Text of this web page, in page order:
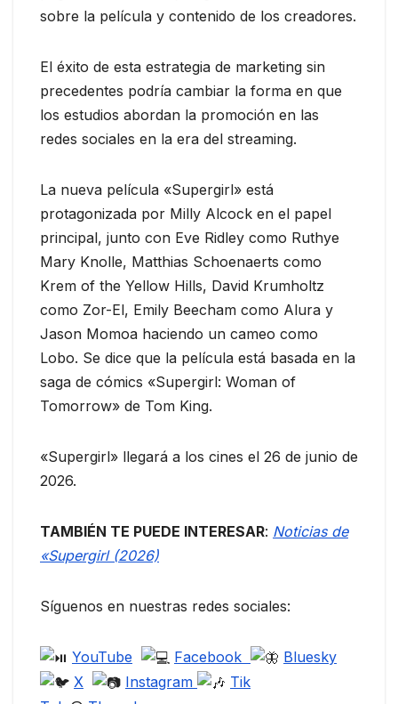
sobre la película y contenido de los creadores.
El éxito de esta estrategia de marketing sin
precedentes podría cambiar la forma en que
los estudios abordan la promoción en las
redes sociales en la era del streaming.
La nueva película «Supergirl» está
protagonizada por Milly Alcock en el papel
principal, junto con Eve Ridley como Ruthye
Mary Knolle, Matthias Schoenaerts como
Krem of the Yellow Hills, David Krumholtz
como Zor-El, Emily Beecham como Alura y
Jason Momoa haciendo un cameo como
Lobo. Se dice que la película está basada en la
saga de cómics «Supergirl: Woman of
Tomorrow» de Tom King.
«Supergirl» llegará a los cines el 26 de junio de
2026.
TAMBIÉN TE PUEDE INTERESAR: Noticias de
«Supergirl (2026)
Síguenos en nuestras redes sociales:
YouTube Facebook
Bluesky
X
Instagram
Tik